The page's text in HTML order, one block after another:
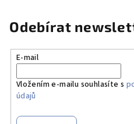
Odebírat
E-mail
Vložením e-mailu souhlasíte s
údajů